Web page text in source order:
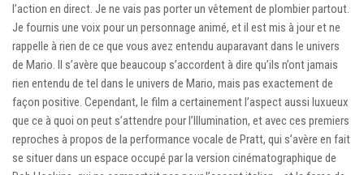
l’action en direct. Je ne vais pas porter un vêtement de plombier partout.
Je fournis une voix pour un personnage animé, et il est mis à jour et ne
rappelle à rien de ce que vous avez entendu auparavant dans le univers
de Mario. Il s’avère que beaucoup s’accordent à dire qu’ils n’ont jamais
rien entendu de tel dans le univers de Mario, mais pas exactement de
façon positive. Cependant, le film a certainement l’aspect aussi luxueux
que ce à quoi on peut s’attendre pour l’Illumination, et avec ces premiers
reproches à propos de la performance vocale de Pratt, qui s’avère en fait
se situer dans un espace occupé par la version cinématographique de